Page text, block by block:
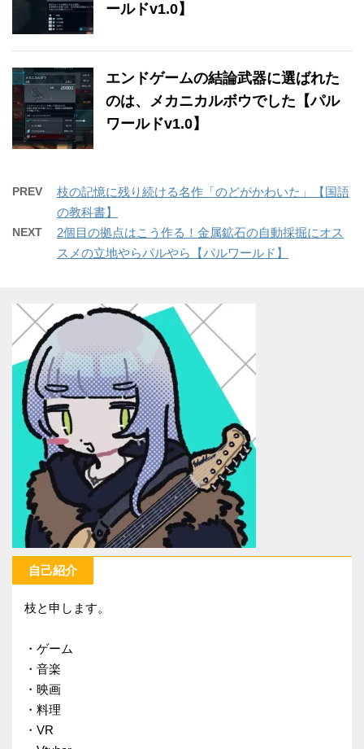
ールドv1.0】
エンドゲームの結論武器に選ばれた
のは、メカニカルボウでした【パル
ワールドv1.0】
PREV
枝の記憶に残り続ける名作「のどがかわいた」【国語
の教科書】
NEXT
2個目の拠点はこう作る！金属鉱石の自動採掘にオス
スメの立地やらパルやら【パルワールド】
自己紹介
枝と申します。
・ゲーム
・音楽
・映画
・料理
・VR